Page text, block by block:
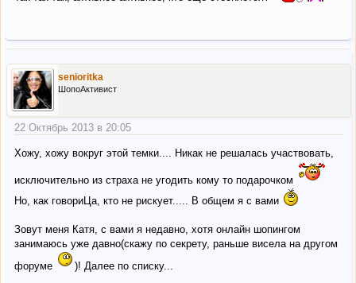
senioritka
ШопоАктивист
22 Октябрь 2013 в 20:05
Хожу, хожу вокруг этой темки.... Никак не решалась участвовать,
исключительно из страха не угодить кому то подарочком
Но, как говориЦа, кто не рискует..... В общем я с вами
Зовут меня Катя, с вами я недавно, хотя онлайн шопингом
занимаюсь уже давно(скажу по секрету, раньше висела на другом
форуме
)! Далее по списку...